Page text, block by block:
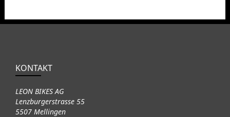
KONTAKT
LEON BIKES AG
Lenzburgerstrasse 55
5507 Mellingen